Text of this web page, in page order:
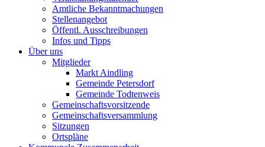
Amtliche Bekanntmachungen
Stellenangebot
Öffentl. Ausschreibungen
Infos und Tipps
Über uns
Mitglieder
Markt Aindling
Gemeinde Petersdorf
Gemeinde Todtenweis
Gemeinschaftsvorsitzende
Gemeinschaftsversammlung
Sitzungen
Ortspläne